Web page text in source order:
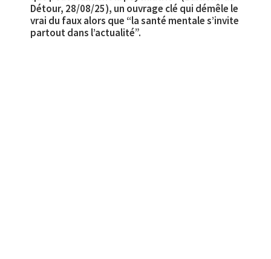
Détour, 28/08/25), un ouvrage clé qui démêle le
vrai du faux alors que “la santé mentale s’invite
partout dans l’actualité”.